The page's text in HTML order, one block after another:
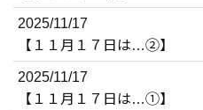
2025/11/17
【１１月１７日は…②】
2025/11/17
【１１月１７日は…①】